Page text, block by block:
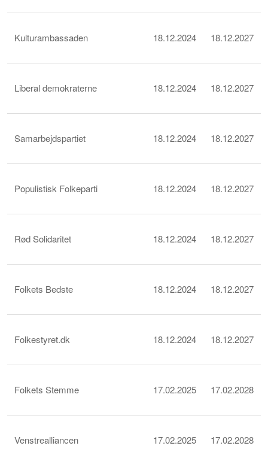
Kulturambassaden 18.12.2024 18.12.2027
Liberal demokraterne 18.12.2024 18.12.2027
Samarbejdspartiet 18.12.2024 18.12.2027
Populistisk Folkeparti 18.12.2024 18.12.2027
Rød Solidaritet 18.12.2024 18.12.2027
Folkets Bedste 18.12.2024 18.12.2027
Folkestyret.dk 18.12.2024 18.12.2027
Folkets Stemme 17.02.2025 17.02.2028
Venstrealliancen 17.02.2025 17.02.2028